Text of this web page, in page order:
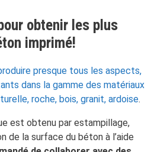
obtenir les plus
imprimé!
presque tous les aspects,
dans la gamme des matériaux
roche, bois, granit, ardoise.
est obtenu par estampillage,
de la surface du béton à l’aide